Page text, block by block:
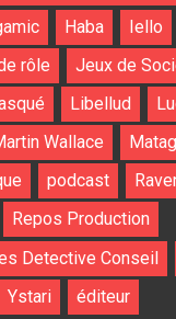
Haba Iello
rôle Jeux de
Libellud
Wallace
podcast
Repos Production
Detective Conseil
Ystari éditeur